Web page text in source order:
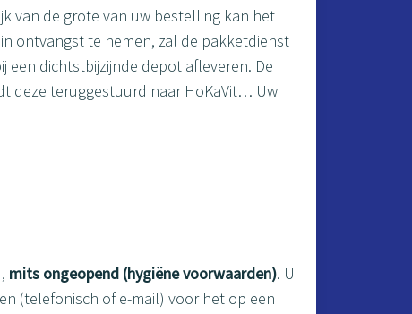
van de grote van uw bestelling kan het
ontvangst te nemen, zal de pakketdienst
dichtstbijzijnde depot afleveren. De
deze teruggestuurd naar HoKaVit… Uw
mits ongeopend (hygiëne voorwaarden). U
(telefonisch of e-mail) voor het op een